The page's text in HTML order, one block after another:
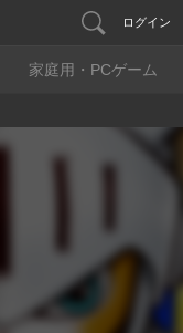
ログイン
家庭用・PCゲーム